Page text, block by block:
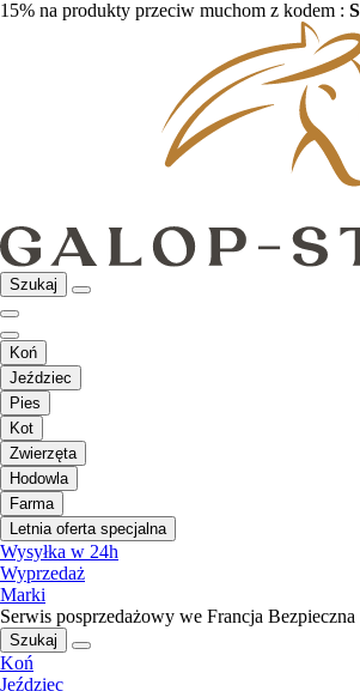
15% na produkty przeciw muchom z kodem :
Szukaj
Koń
Jeździec
Pies
Kot
Zwierzęta
Hodowla
Farma
Letnia oferta specjalna
Wysyłka w 24h
Wyprzedaż
Marki
Serwis posprzedażowy we Francja Bezpieczna
Szukaj
Koń
Jeździec